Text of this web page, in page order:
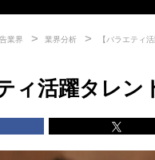
業界 業界分析 【バラエティ
ィ活躍タレ